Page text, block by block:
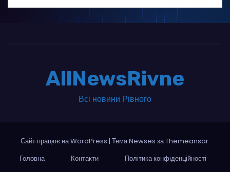
AllNewsRivne
Всі новини Рівного
Сайт працює на WordPress | Тема:Newses заThemeansar.
Головна
Контакти Політика конфіденційності